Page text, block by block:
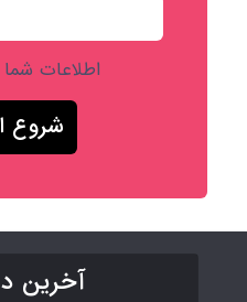
اطلاعات
آخرین